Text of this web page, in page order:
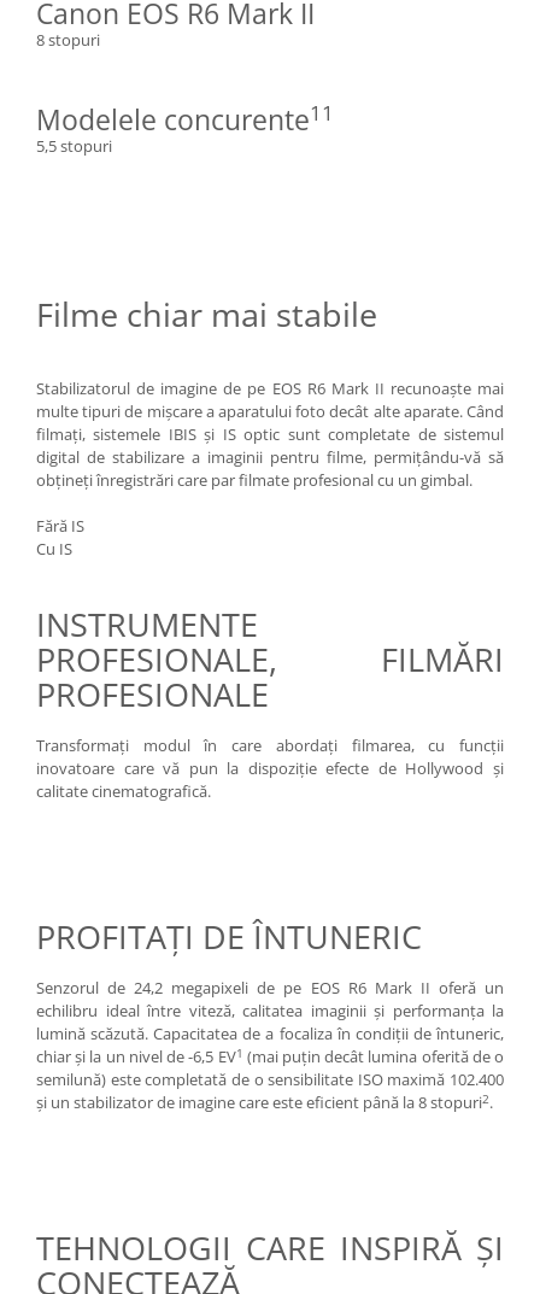
Canon EOS R6 Mark II
8 stopuri
Modelele concurente11
5,5 stopuri
Filme chiar mai stabile
Stabilizatorul de imagine de pe EOS R6 Mark II recunoaşte mai
multe tipuri de mişcare a aparatului foto decât alte aparate. Când
filmaţi, sistemele IBIS şi IS optic sunt completate de sistemul
digital de stabilizare a imaginii pentru filme, permiţându-vă să
obţineţi înregistrări care par filmate profesional cu un gimbal.
Fără IS
Cu IS
INSTRUMENTE
PROFESIONALE, FILMĂRI
PROFESIONALE
Transformaţi modul în care abordaţi filmarea, cu funcţii
inovatoare care vă pun la dispoziţie efecte de Hollywood şi
calitate cinematografică.
PROFITAŢI DE ÎNTUNERIC
Senzorul de 24,2 megapixeli de pe EOS R6 Mark II oferă un
echilibru ideal între viteză, calitatea imaginii şi performanţa la
lumină scăzută. Capacitatea de a focaliza în condiţii de întuneric,
chiar şi la un nivel de -6,5 EV1 (mai puţin decât lumina oferită de o
semilună) este completată de o sensibilitate ISO maximă 102.400
şi un stabilizator de imagine care este eficient până la 8 stopuri2.
TEHNOLOGII CARE INSPIRĂ ŞI
CONECTEAZĂ